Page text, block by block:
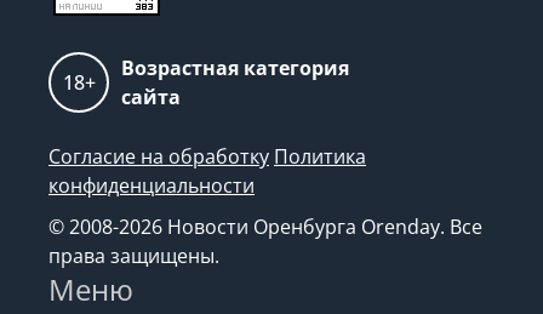
18+
Возрастная категория
сайта
Согласие на обработку Политика
конфиденциальности
© 2008-2026 Новости Оренбурга Orenday. Все
права защищены.
Меню